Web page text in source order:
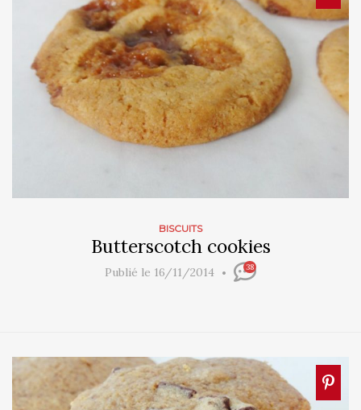
BISCUITS
Butterscotch cookies
Publié le 16/11/2014 38